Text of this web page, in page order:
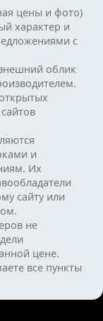
цены и фото)
характер и
с
облик
и
Их
сайту или
не
цене.
все пункты